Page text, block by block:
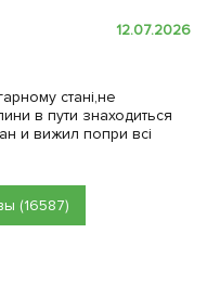
12.07.2026
стані,не
в пути знаходиться
и вижил попри всі
(16587)